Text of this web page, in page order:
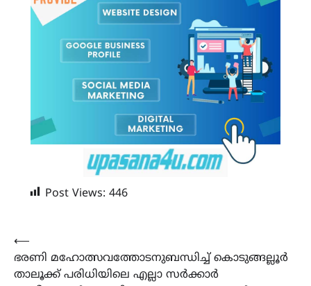
Post Views: 446
Post
navigation
⟵
ഭരണി മഹോത്സവത്തോടനുബന്ധിച്ച് കൊടുങ്ങല്ലൂർ
താലൂക്ക് പരിധിയിലെ എല്ലാ സർക്കാർ